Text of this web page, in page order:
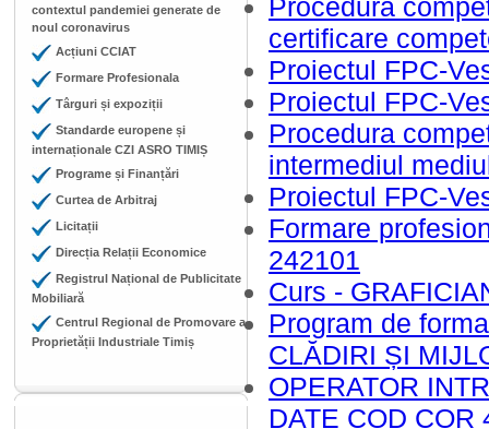
contextul pandemiei generate de
noul coronavirus
Acțiuni CCIAT
Formare Profesionala
Târguri și expoziții
Standarde europene și
internaționale CZI ASRO TIMIȘ
Programe și Finanțări
Curtea de Arbitraj
Licitații
Direcția Relații Economice
Registrul Național de Publicitate
Mobiliară
Centrul Regional de Promovare a
Proprietății Industriale Timiș
Procedura
certificare
Proiectul FPC-
Proiectul FPC-
Procedura
intermediul
Proiectul FPC-
Formare
242101
Curs -
Program de
CLĂDIRI ȘI
OPERATOR
DATE COD COR